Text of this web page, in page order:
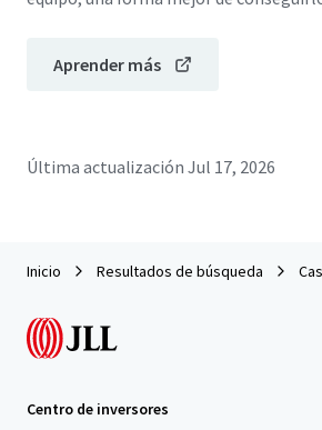
Aprender más
Última actualización Jul 17, 2026
Inicio Resultados de búsqueda
Centro de inversores